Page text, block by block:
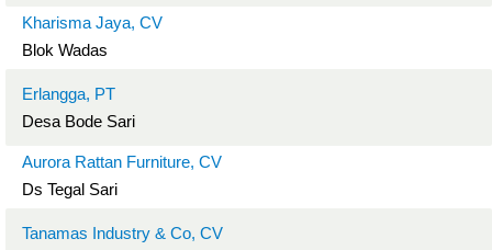
Kharisma Jaya, CV
Blok Wadas
Erlangga, PT
Desa Bode Sari
Aurora Rattan Furniture, CV
Ds Tegal Sari
Tanamas Industry & Co, CV